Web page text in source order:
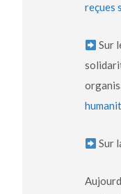
reçues
Sur
Sur